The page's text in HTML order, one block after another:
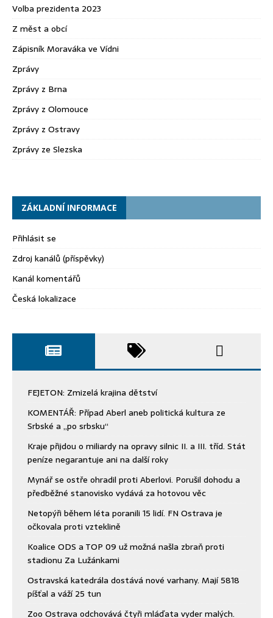
Volba prezidenta 2023
Z měst a obcí
Zápisník Moraváka ve Vídni
Zprávy
Zprávy z Brna
Zprávy z Olomouce
Zprávy z Ostravy
Zprávy ze Slezska
ZÁKLADNÍ INFORMACE
Přihlásit se
Zdroj kanálů (příspěvky)
Kanál komentářů
Česká lokalizace
FEJETON: Zmizelá krajina dětství
KOMENTÁŘ: Případ Aberl aneb politická kultura ze
Srbské a „po srbsku“
Kraje přijdou o miliardy na opravy silnic II. a III. tříd. Stát
peníze negarantuje ani na další roky
Mynář se ostře ohradil proti Aberlovi. Porušil dohodu a
předběžné stanovisko vydává za hotovou věc
Netopýři během léta poranili 15 lidí. FN Ostrava je
očkovala proti vzteklině
Koalice ODS a TOP 09 už možná našla zbraň proti
stadionu Za Lužánkami
Ostravská katedrála dostává nové varhany. Mají 5818
píšťal a váží 25 tun
Zoo Ostrava odchovává čtyři mláďata vyder malých.